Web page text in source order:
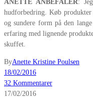
ANETTE ANBEFALER:
hudforbedring. Køb
og sundere form på den
erfaring med lignende
skuffet.
ByAnette Kristine Poulsen
18/02/2016
32 Kommentarer
17/02/2016